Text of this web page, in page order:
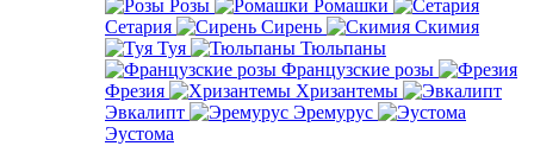
Розы
Ромашки
Сетария
Сирень
Скимия
Туя
Тюльпаны
Французские розы
Фрезия
Хризантемы
Эвкалипт
Эремурус
Эустома